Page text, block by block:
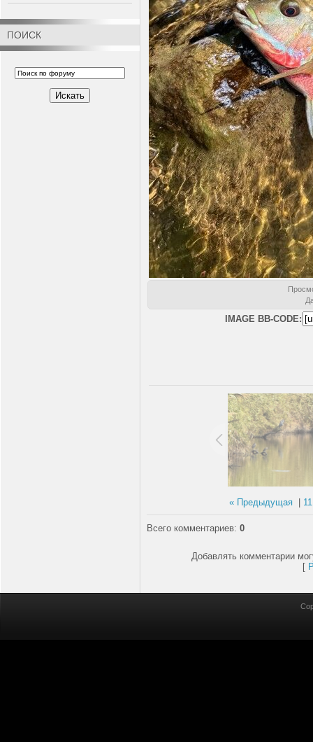
ПОИСК
IMAGE BB-CODE:
« Предыдущая 11
Всего комментариев: 0
Добавлять комментарии
[